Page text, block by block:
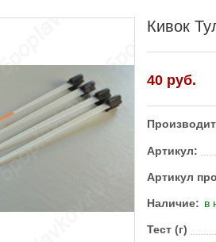
Кивок
40 руб.
Артикул:
Артикул
Наличие: в
Тест (г)